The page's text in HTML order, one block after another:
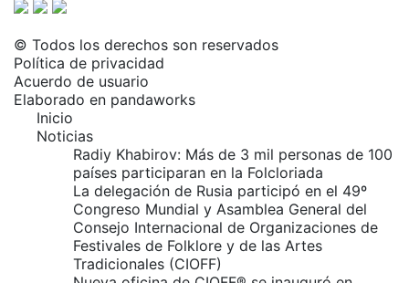
© Todos los derechos son reservados
Política de privacidad
Acuerdo de usuario
Elaborado en pandaworks
Inicio
Noticias
Radiy Khabirov: Más de 3 mil personas de 100
países participaran en la Folcloriada
La delegación de Rusia participó en el 49º
Congreso Mundial y Asamblea General del
Consejo Internacional de Organizaciones de
Festivales de Folklore y de las Artes
Tradicionales (CIOFF)